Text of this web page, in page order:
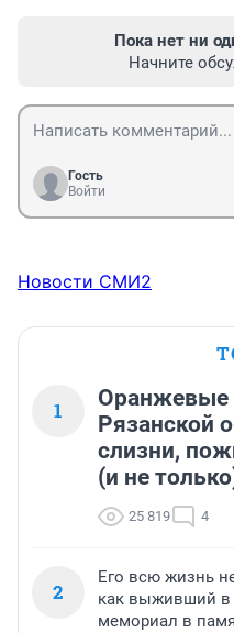
Пока нет ни
Начните
Гость
Войти
Новости СМИ2
1
Оранжевые
Рязанской
слизни,
(и не
25 819 4
2
Его всю жизнь
как выживший в
мемориал в